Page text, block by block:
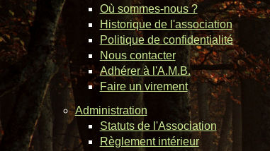
Où sommes-nous ?
Historique de l'association
Politique de confidentialité
Nous contacter
Adhérer à l'A.M.B.
Faire un virement
Administration
Statuts de l'Association
Règlement intérieur